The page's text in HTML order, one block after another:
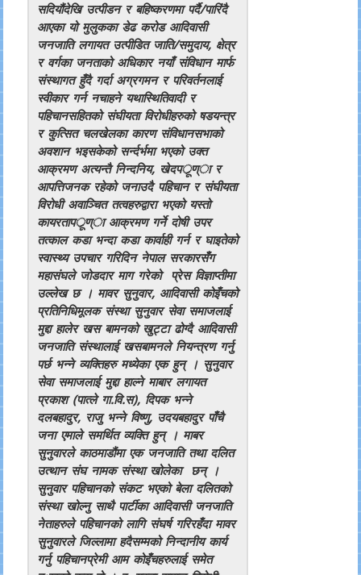
सदियौंदेखि उत्पीडन र बहिष्करणमा पर्दै/पारिंदै
आएका यो मुलुकका डेढ करोड आदिवासी
जनजाति लगायत उत्पीडित जाति/समुदाय, क्षेत्र
र वर्गका जनताको अधिकार नयाँ संविधान मार्फ
संस्थागत हुँदै गर्दा अग्रगमन र परिवर्तनलाई
स्वीकार गर्न नचाहने यथास्थितिवादी र
पहिचानसहितको संघीयता विरोधीहरुको षडयन्त्र
र कुत्सित चलखेलका कारण संविधानसभाको
अवशान भइसकेको सर्न्दर्भमा भएको उक्त
आक्रमण अत्यन्तै निन्दनिय, खेदपर्ूण्ा र
आपत्तिजनक रहेको जनाउदै पहिचान र संघीयता
विरोधी अवाञ्चित तत्वहरुद्वारा भएको यस्तो
कायरतापर्ूण्ा आक्रमण गर्ने दोषी उपर
तत्काल कडा भन्दा कडा कार्वाही गर्न र घाइतेको
स्वास्थ्य उपचार गरिदिन नेपाल सरकारसँग
महासंघले जोडदार माग गरेको प्रेस विज्ञाप्तीमा
उल्लेख छ । मावर सुनुवार, आदिवासी कोइँचको
प्रतिनिधिमूलक संस्था सुनुवार सेवा समाजलाई
मुद्दा हालेर खस बामनको खुट्टा ढोग्दै आदिवासी
जनजाति संस्थालाई खसबामनले नियन्त्रण गर्नु
पर्छ भन्ने व्यक्तिहरु मध्येका एक हुन् । सुनुवार
सेवा समाजलाई मुद्दा हाल्ने माबार लगायत
प्रकाश (पात्ले गा.वि.स), दिपक भन्ने
दलबहादुर, राजु भन्ने विष्णु, उदयबहादुर पाँचै
जना एमाले समर्थित व्यक्ति हुन् । माबर
सुनुवारले काठमाडौंमा एक जनजाति तथा दलित
उत्थान संघ नामक संस्था खोलेका छन् ।
सुनुवार पहिचानको संकट भएको बेला दलितको
संस्था खोल्नु साथै पार्टीका आदिवासी जनजाति
नेताहरुले पहिचानको लागि संघर्ष गरिरहँदा मावर
सुनुवारले जिल्लामा हदैसम्मको निन्दानीय कार्य
गर्नु पहिचानप्रेमी आम कोइँचहरुलाई समेत